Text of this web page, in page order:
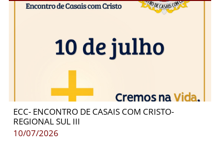
ECC- ENCONTRO DE CASAIS COM CRISTO-
REGIONAL SUL III
10/07/2026